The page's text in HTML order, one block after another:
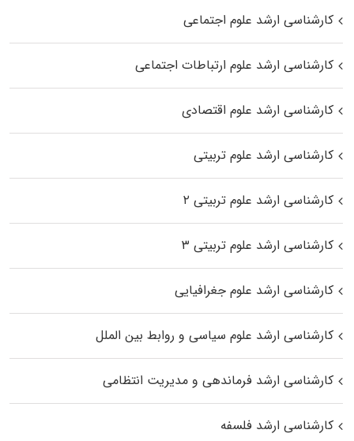
کارشناسی ارشد علوم اجتماعی
کارشناسی ارشد علوم ارتباطات اجتماعی
کارشناسی ارشد علوم اقتصادی
کارشناسی ارشد علوم تربیتی
کارشناسی ارشد علوم تربیتی ۲
کارشناسی ارشد علوم تربیتی ۳
کارشناسی ارشد علوم جغرافیایی
کارشناسی ارشد علوم سیاسی و روابط بین الملل
کارشناسی ارشد فرماندهی و مدیریت انتظامی
کارشناسی ارشد فلسفه